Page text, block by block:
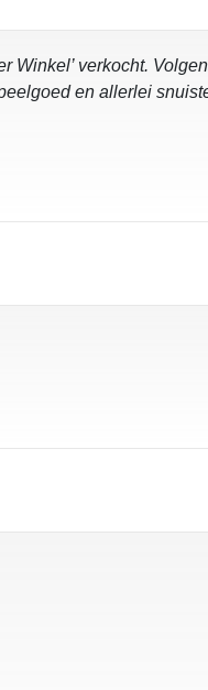
Winkel’ verkocht.
en allerlei